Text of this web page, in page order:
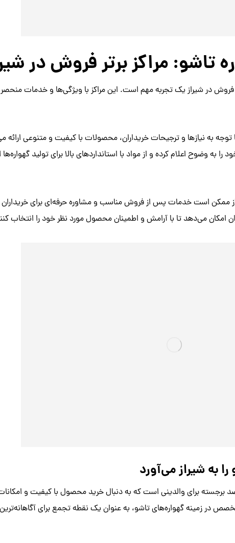
تاشو: مراکز برتر فروش در
فروش در شیراز یک تجربه مهم است. این مراکز با ویژگی‌ها و خدمات
توجه به نیازها و ترجیحات خریداران، محصولات با کیفیت و متنوعی ارائه
وضوح اعلام کرده و از مواد با استانداردهای بالا برای تولید گهواره‌ها
ممکن است خدمات پس از فروش مناسب و مشاوره حرفه‌ای برای خریداران
امکان می‌دهد تا با آرامش و اطمینان محصول مورد نظر خود را انتخاب
به شیراز می‌آورد
برجسته برای والدینی است که به دنبال خرید محصول با کیفیت و امکانات
در زمینه گهواره‌های تاشو، به عنوان یک نقطه تجمع برای